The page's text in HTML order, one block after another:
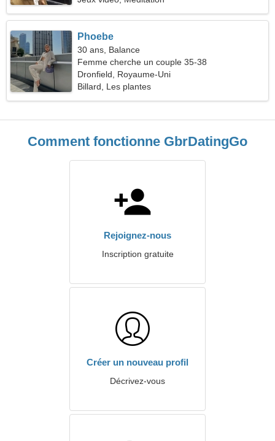
Phoebe
30 ans, Balance
Femme cherche un couple 35-38
Dronfield, Royaume-Uni
Billard, Les plantes
Comment fonctionne GbrDatingGo
Rejoignez-nous
Inscription gratuite
Créer un nouveau profil
Décrivez-vous